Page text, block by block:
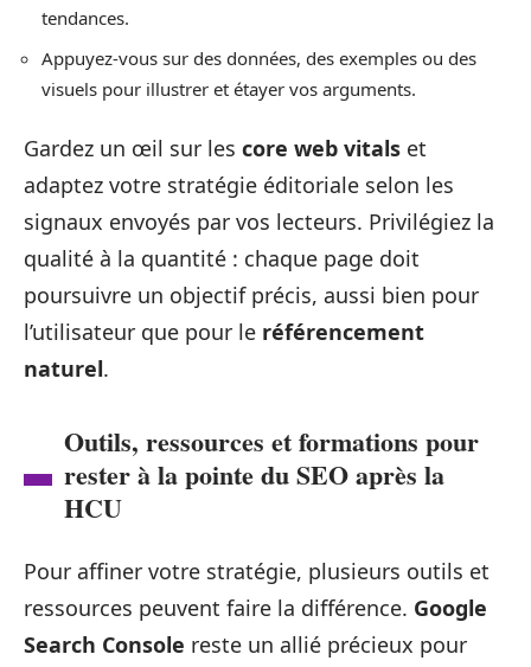
tendances.
Appuyez-vous sur des données, des exemples ou des
visuels pour illustrer et étayer vos arguments.
Gardez un œil sur les core web vitals et
adaptez votre stratégie éditoriale selon les
signaux envoyés par vos lecteurs. Privilégiez la
qualité à la quantité : chaque page doit
poursuivre un objectif précis, aussi bien pour
l’utilisateur que pour le référencement
naturel.
Outils, ressources et formations pour
rester à la pointe du SEO après la
HCU
Pour affiner votre stratégie, plusieurs outils et
ressources peuvent faire la différence. Google
Search Console reste un allié précieux pour